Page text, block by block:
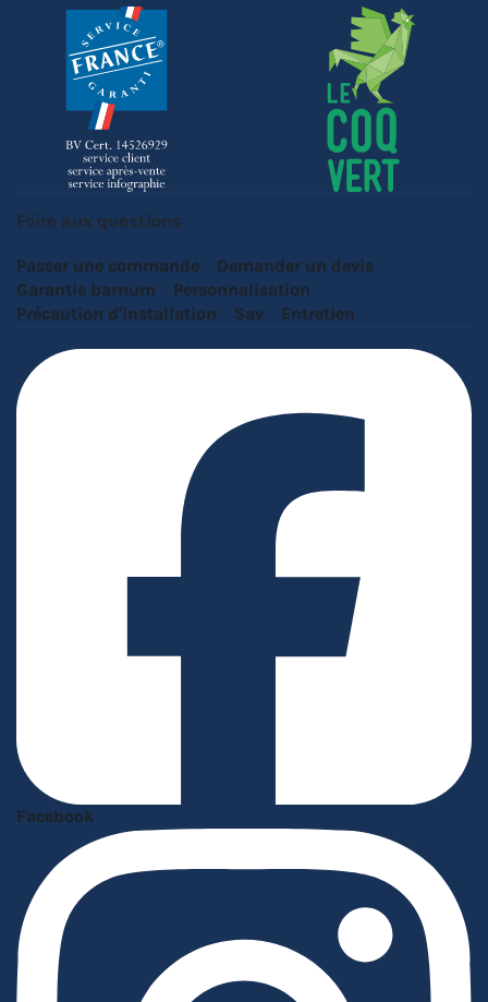
Foire aux questions
Passer une commande
Demander un devis
Garantie barnum
Personnalisation
Précaution d'installation
Sav Entretien
Facebook